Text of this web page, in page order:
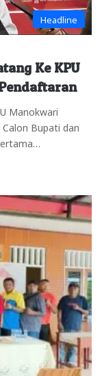
Headline
Ke KPU
Manokwari
Bupati dan